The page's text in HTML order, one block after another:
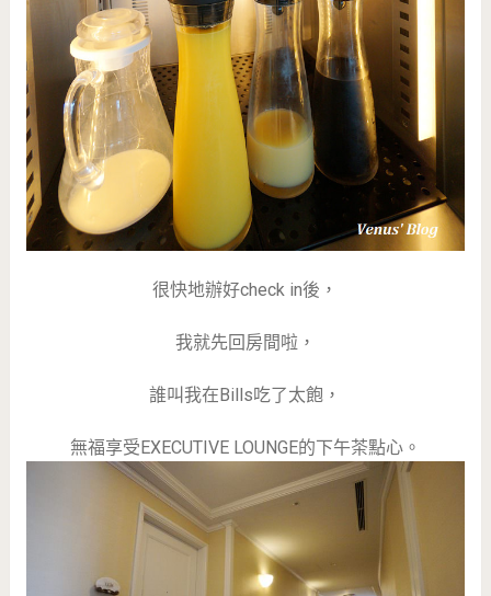
很快地辦好check in後，
我就先回房間啦，
誰叫我在Bills吃了太飽，
無福享受EXECUTIVE LOUNGE的下午茶點心。